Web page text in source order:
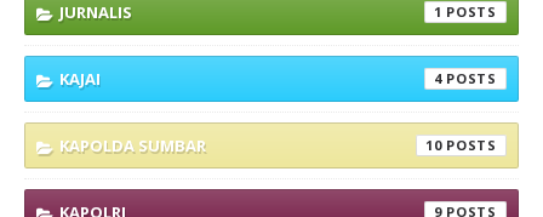
JURNALIS 1
KAJAI 4
KAPOLDA SUMBAR 10
KAPOLRI 9